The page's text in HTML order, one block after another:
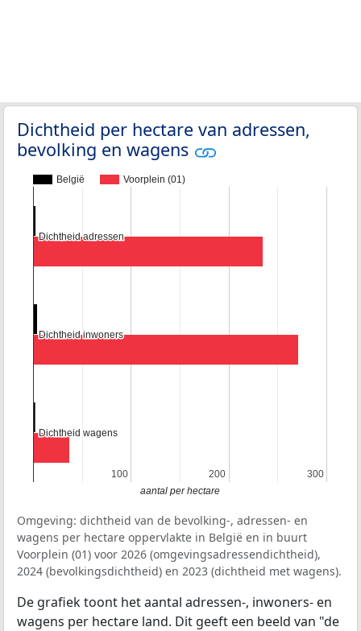
Dichtheid per hectare van adressen,
bevolking en wagens
België Voorplein (01)
100
100 200
200 300
300
Dichtheid adressen
Dichtheid adressen
Dichtheid inwoners
Dichtheid inwoners
Dichtheid wagens
Dichtheid wagens
aantal per hectare
Omgeving: dichtheid van de bevolking-, adressen- en
wagens per hectare oppervlakte in België en in buurt
Voorplein (01) voor 2026 (omgevingsadressendichtheid),
2024 (bevolkingsdichtheid) en 2023 (dichtheid met wagens).
De grafiek toont het aantal adressen-, inwoners- en
wagens per hectare land. Dit geeft een beeld van "de